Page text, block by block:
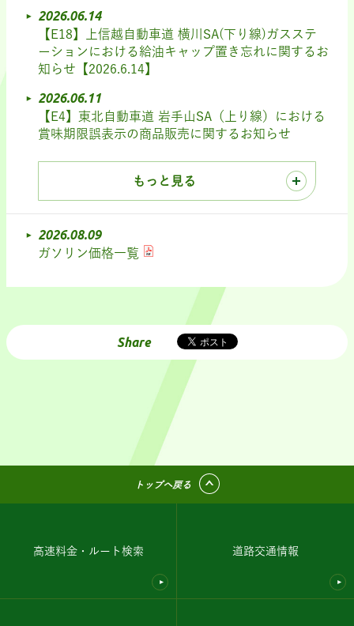
2026.06.14
【E18】上信越自動車道 横川SA(下り線)ガスステ
ーションにおける給油キャップ置き忘れに関するお
知らせ【2026.6.14】
2026.06.11
【E4】東北自動車道 岩手山SA（上り線）における
賞味期限誤表示の商品販売に関するお知らせ
もっと見る
2026.08.09
ガソリン価格一覧
Share
トップへ戻る
高速料金・ルート検索 道路交通情報